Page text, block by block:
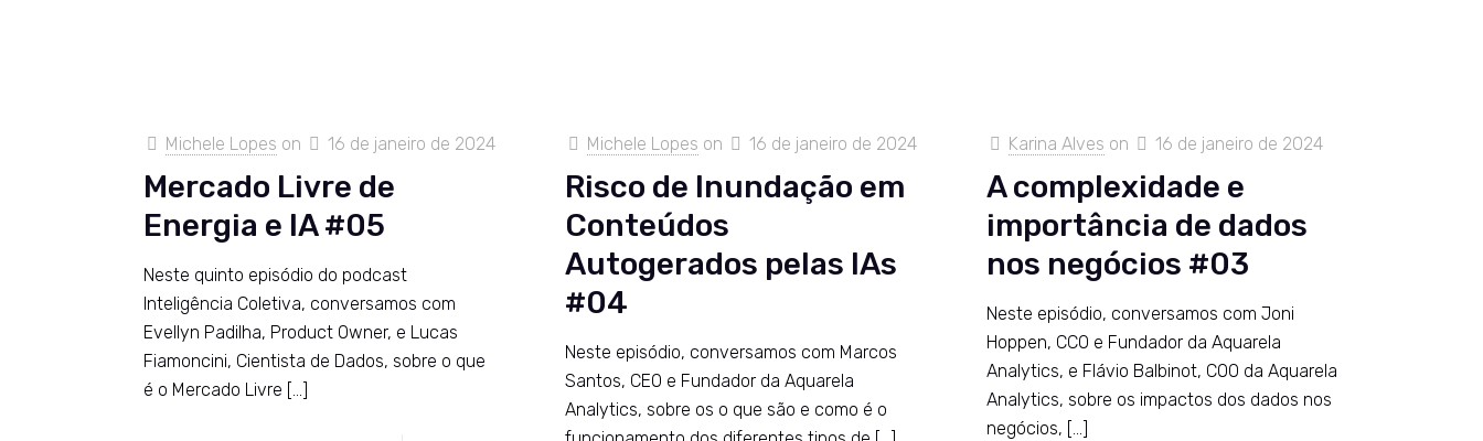
Michele Lopes on 16 de janeiro de 2024
Mercado Livre de
Energia e IA #05
Neste quinto episódio do podcast
Inteligência Coletiva, conversamos com
Evellyn Padilha, Product Owner, e Lucas
Fiamoncini, Cientista de Dados, sobre o que
é o Mercado Livre […]
Michele Lopes on 16 de janeiro de 2024
Risco de Inundação em
Conteúdos
Autogerados pelas IAs
#04
Neste episódio, conversamos com Marcos
Santos, CEO e Fundador da Aquarela
Analytics, sobre os o que são e como é o
Karina Alves on 16 de janeiro de 2024
A complexidade e
importância de dados
nos negócios #03
Neste episódio, conversamos com Joni
Hoppen, CCO e Fundador da Aquarela
Analytics, e Flávio Balbinot, COO da Aquarela
Analytics, sobre os impactos dos dados nos
negócios, […]